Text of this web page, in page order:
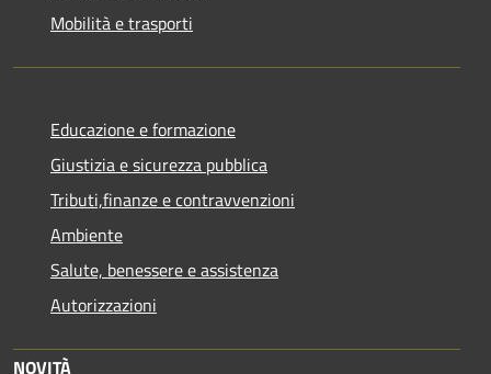
Mobilità e trasporti
Educazione e formazione
Giustizia e sicurezza pubblica
Tributi,finanze e contravvenzioni
Ambiente
Salute, benessere e assistenza
Autorizzazioni
NOVITÀ